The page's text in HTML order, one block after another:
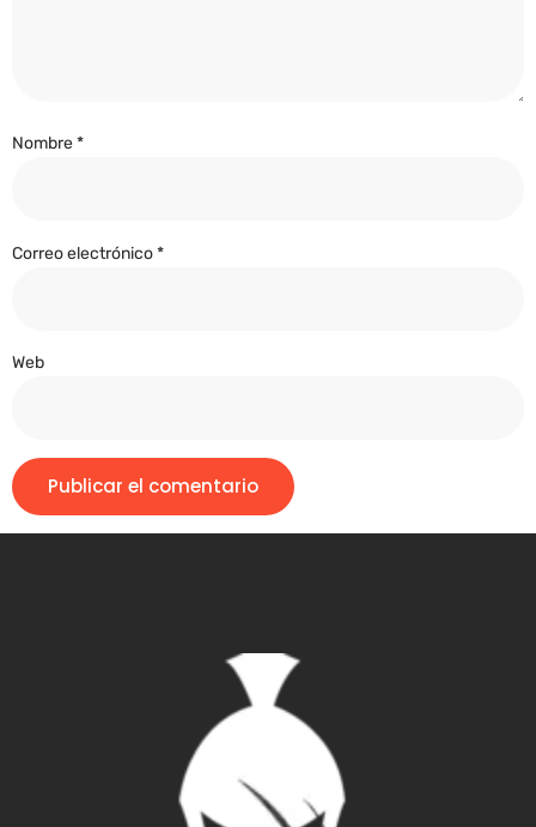
Nombre*
Correo electrónico*
Web